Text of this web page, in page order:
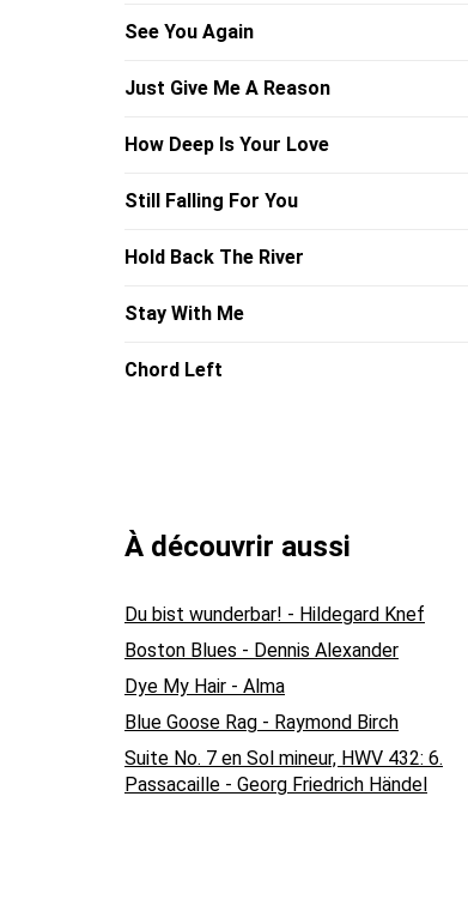
See You Again
Just Give Me A Reason
How Deep Is Your Love
Still Falling For You
Hold Back The River
Stay With Me
Chord Left
À découvrir aussi
Du bist wunderbar! - Hildegard Knef
Boston Blues - Dennis Alexander
Dye My Hair - Alma
Blue Goose Rag - Raymond Birch
Suite No. 7 en Sol mineur, HWV 432: 6.
Passacaille - Georg Friedrich Händel